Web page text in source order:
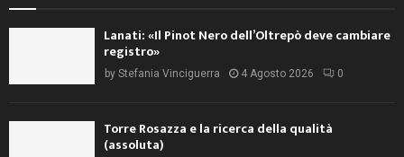
Lanati: «Il Pinot Nero dell’Oltrepò deve cambiare
registro»
by Stefania Vinciguerra 4 Agosto 2026 0
Torre Rosazza e la ricerca della qualità
(assoluta)